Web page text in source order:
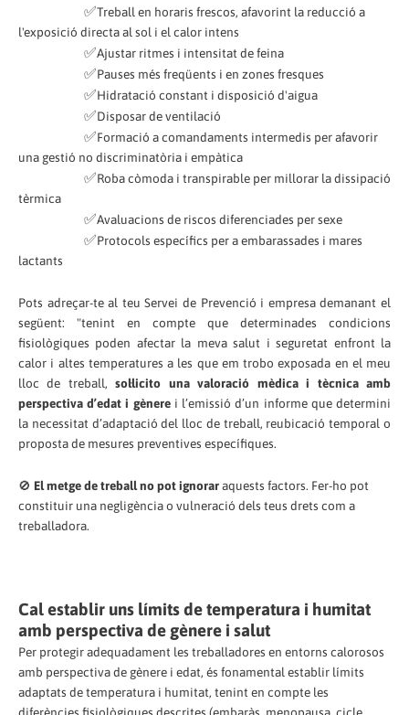
✅Treball en horaris frescos, afavorint la reducció a
l'exposició directa al sol i el calor intens
✅Ajustar ritmes i intensitat de feina
✅Pauses més freqüents i en zones fresques
✅Hidratació constant i disposició d'aigua
✅Disposar de ventilació
✅Formació a comandaments intermedis per afavorir
una gestió no discriminatòria i empàtica
✅Roba còmoda i transpirable per millorar la dissipació
tèrmica
✅Avaluacions de riscos diferenciades per sexe
✅Protocols específics per a embarassades i mares
lactants
Pots adreçar-te al teu Servei de Prevenció i empresa demanant el
següent: "tenint en compte que determinades condicions
fisiològiques poden afectar la meva salut i seguretat enfront la
calor i altes temperatures a les que em trobo exposada en el meu
lloc de treball,sol·licito una valoració mèdica i tècnica amb
perspectiva d’edat i gènerei l’emissió d’un informe que determini
la necessitat d’adaptació del lloc de treball, reubicació temporal o
proposta de mesures preventives específiques.
🚫 El metge de treball no pot ignoraraquests factors. Fer-ho pot
constituir una negligència o vulneració dels teus drets com a
treballadora.
Cal establir uns límits de temperatura i humitat
amb perspectiva de gènere i salut
Per protegir adequadament les treballadores en entorns calorosos
amb perspectiva de gènere i edat, és fonamental establir límits
adaptats de temperatura i humitat, tenint en compte les
diferències fisiològiques descrites (embaràs, menopausa, cicle